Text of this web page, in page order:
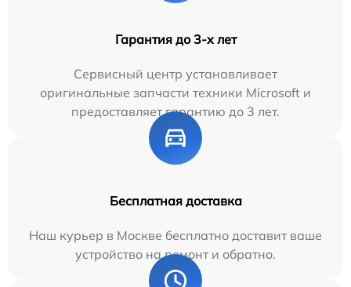
Гарантия до 3-х лет
Сервисный центр устанавливает
оригинальные запчасти техники Microsoft и
предоставляет гарантию до 3 лет.
Бесплатная доставка
Наш курьер в Москве бесплатно доставит ваше
устройство на ремонт и обратно.